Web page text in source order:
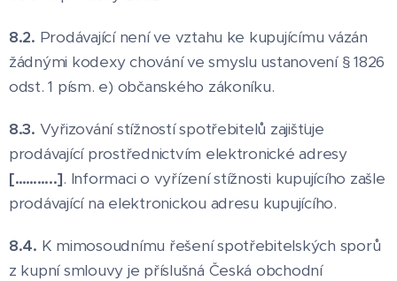
8.2. Prodávající není ve vztahu ke kupujícímu vázán
žádnými kodexy chování ve smyslu ustanovení § 1826
odst. 1 písm. e) občanského zákoníku.
8.3. Vyřizování stížností spotřebitelů zajišťuje
prodávající prostřednictvím elektronické adresy
[………..]. Informaci o vyřízení stížnosti kupujícího zašle
prodávající na elektronickou adresu kupujícího.
8.4. K mimosoudnímu řešení spotřebitelských sporů
z kupní smlouvy je příslušná Česká obchodní